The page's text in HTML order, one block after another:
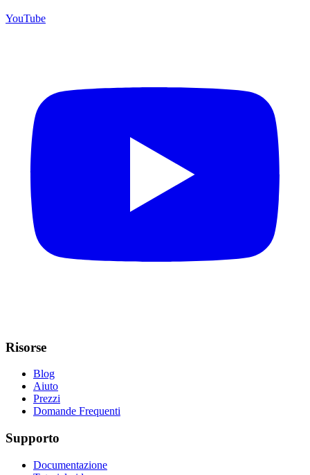
YouTube
Risorse
Blog
Aiuto
Prezzi
Domande Frequenti
Supporto
Documentazione